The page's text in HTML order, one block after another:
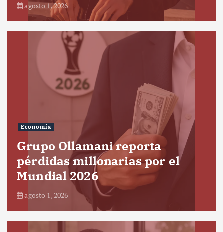
agosto 1, 2026
Economía
Grupo Ollamani reporta
pérdidas millonarias por el
Mundial 2026
agosto 1, 2026